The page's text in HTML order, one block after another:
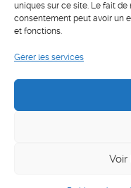
uniques sur ce site. Le fait
consentement peut avoir un
et fonctions.
Gérer les services
Voir
LIAISON
Catégories